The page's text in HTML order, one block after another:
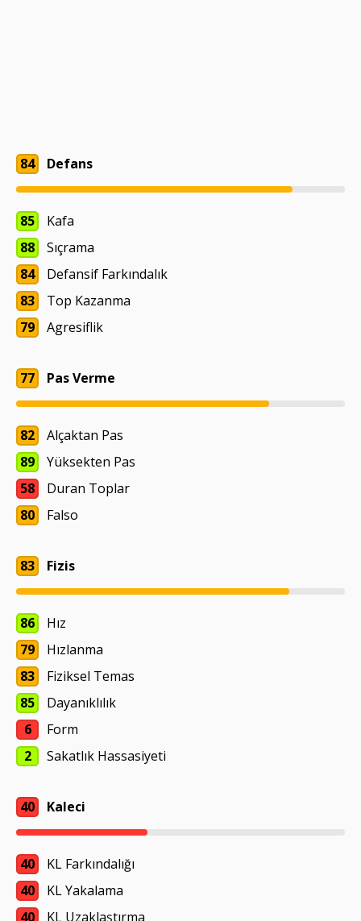
84 Defans
85
Kafa
88
Sıçrama
84
Defansif Farkındalık
83
Top Kazanma
79
Agresiflik
77 Pas Verme
82
Alçaktan Pas
89
Yüksekten Pas
58
Duran Toplar
80
Falso
83 Fizis
86
Hız
79
Hızlanma
83
Fiziksel Temas
85
Dayanıklılık
6
Form
2
Sakatlık Hassasiyeti
40 Kaleci
40
KL Farkındalığı
40
KL Yakalama
40
KL Uzaklaştırma